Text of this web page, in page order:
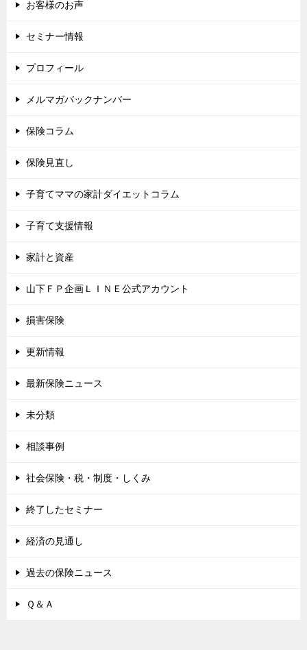
お客様のお声
セミナー情報
プロフィール
メルマガバックナンバー
保険コラム
保険見直し
子育てママの家計ダイエットコラム
子育て支援情報
家計と資産
山下ＦＰ企画ＬＩＮＥ公式アカウント
損害保険
更新情報
最新保険ニュース
未分類
相談事例
社会保険・税・制度・しくみ
終了したセミナー
経済の見通し
過去の保険ニュース
Ｑ＆Ａ